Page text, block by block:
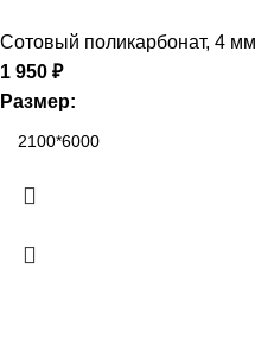
Сотовый поликарбонат, 4 мм
1 950 ₽
Размер: